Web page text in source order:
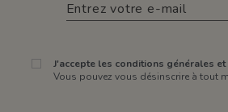
J'accepte les conditions générales
Vous pouvez vous désinscrire à tout